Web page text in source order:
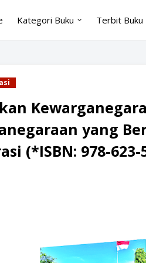
Kategori Buku Terbit Buku
yang
(*ISBN: 978-623-